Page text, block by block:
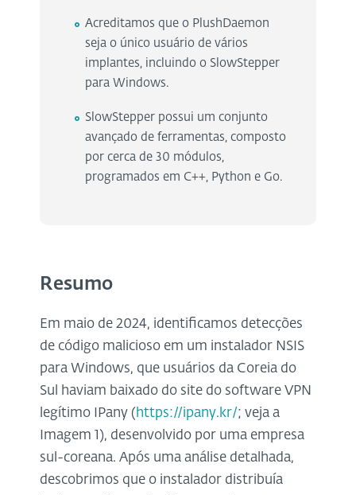
Acreditamos que o PlushDaemon
seja o único usuário de vários
implantes, incluindo o SlowStepper
para Windows.
SlowStepper possui um conjunto
avançado de ferramentas, composto
por cerca de 30 módulos,
programados em C++, Python e Go.
Resumo
Em maio de 2024, identificamos detecções
de código malicioso em um instalador NSIS
para Windows, que usuários da Coreia do
Sul haviam baixado do site do software VPN
legítimo IPany (https://ipany.kr/; veja a
Imagem 1), desenvolvido por uma empresa
sul-coreana. Após uma análise detalhada,
descobrimos que o instalador distribuía